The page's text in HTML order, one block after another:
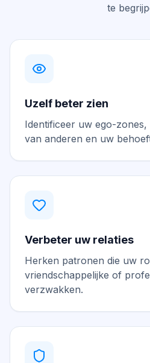
te
Uzelf beter zien
Identificeer uw ego-
van anderen en uw
Verbeter uw relaties
Herken patronen die uw
vriendschappelijke of
verzwakken.